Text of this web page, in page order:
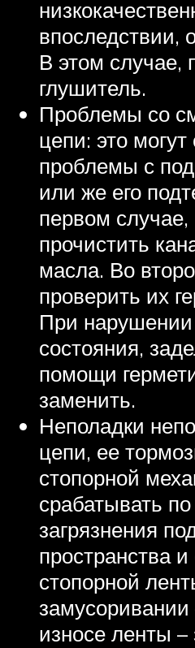
впоследствии,
В этом случае,
глушитель.
Проблемы со
цепи: это
проблемы с
или же его
первом
прочистить
масла. Во
проверить их
При нарушении
состояния,
помощи
заменить.
Неполадки
цепи, ее
стопорной
срабатывать
загрязнения
пространства
стопорной
замусоривании
износе ленты –